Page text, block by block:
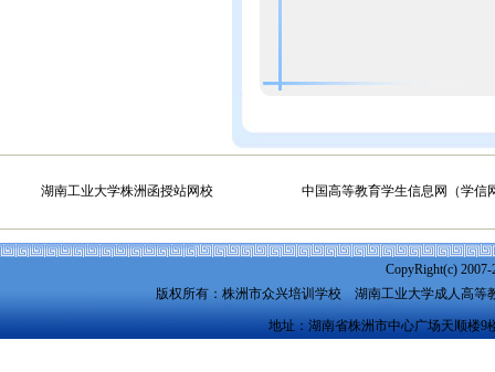
湖南工业大学株洲函授站网校 中国高等教育学生信息网（学信
CopyRight(c)
版权所有：株洲市众兴培训学校 湖南工业大学成人高等
地址：湖南省株洲市中心广场天顺楼